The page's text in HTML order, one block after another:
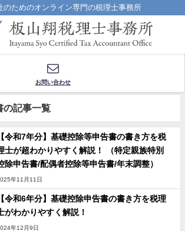
のためのオンライン専門の税理士事務所
お問い合わせ
の記事一覧
【令和7年分】基礎控除等申告書の書き方を税
士が超わかりやすく解説！ （特定親族特別
除申告書/配偶者控除等申告書/年末調整）
年11月11日
【令和6年分】基礎控除申告書の書き方を税理
がわかりやすく解説！
年12月9日